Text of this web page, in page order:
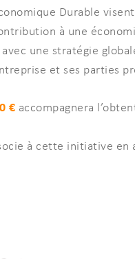
Durable
à une
une stratégie
et ses parties
€ accompagnera
à cette initiative